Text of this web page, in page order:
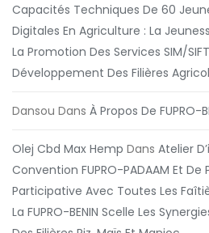
Capacités Techniques De 60
Digitales En Agriculture : La
La Promotion Des Services SIM/
Développement Des Filières
Dansou Dans À Propos De FUPRO-
Olej Cbd Max Hemp Dans Atelier
Convention FUPRO-PADAAM Et
Participative Avec Toutes Les
La FUPRO-BENIN Scelle Les